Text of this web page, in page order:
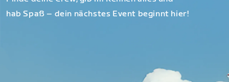
hab Spaß – dein nächstes Event beginnt hier!